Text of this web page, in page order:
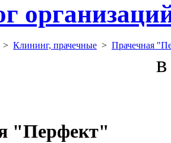
> Клининг, прачечные > Прачечная
"Перфект"